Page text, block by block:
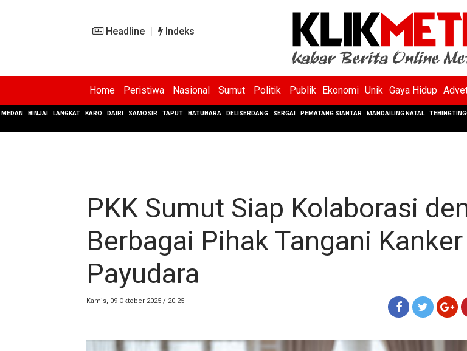
Headline Indeks
Home Peristiwa Nasional Sumut Politik Publik Ekonomi Unik Gaya Hidup
MEDAN BINJAI LANGKAT KARO DAIRI SAMOSIR TAPUT BATUBARA DELISERDANG SERGAI PEMATANG SIANTAR MANDAILING NATAL
PKK Sumut Siap Kolaborasi
Berbagai Pihak Tangani Kanker
Payudara
Kamis, 09 Oktober 2025 / 20.25